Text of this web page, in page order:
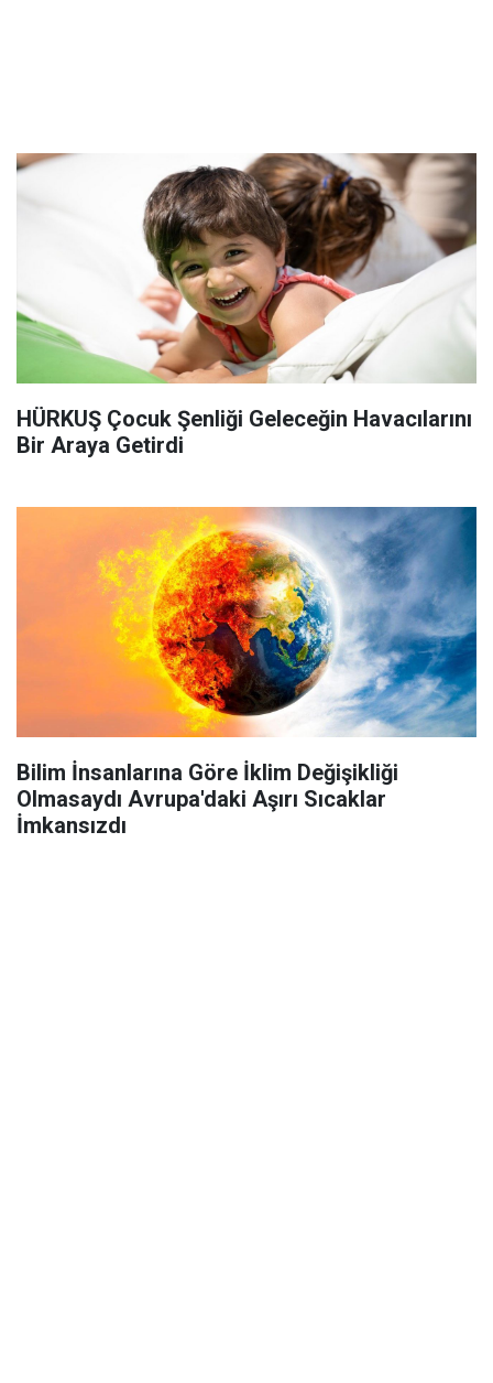
HÜRKUŞ Çocuk Şenliği Geleceğin Havacılarını
Bir Araya Getirdi
Bilim İnsanlarına Göre İklim Değişikliği
Olmasaydı Avrupa'daki Aşırı Sıcaklar
İmkansızdı